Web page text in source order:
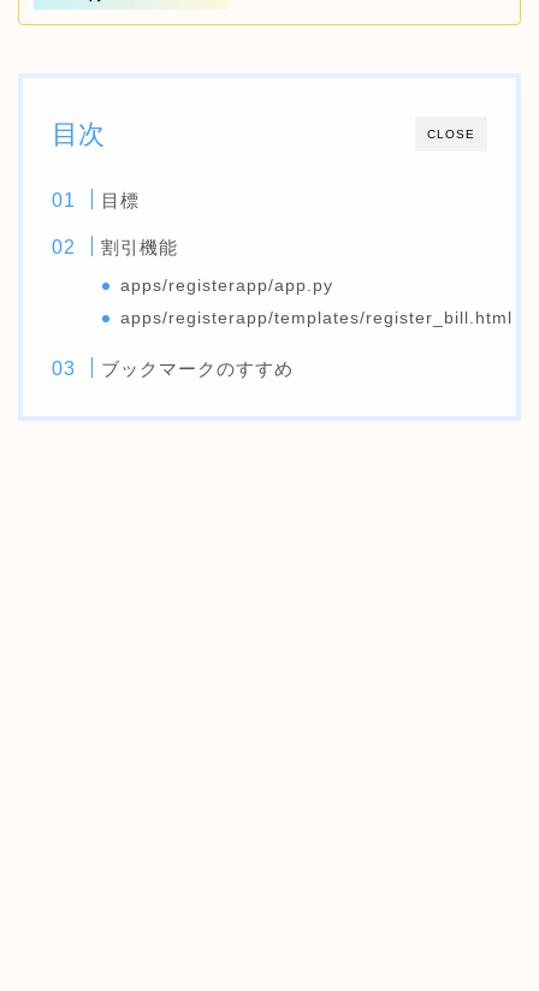
CLOSE
目次
目標
割引機能
apps/registerapp/app.py
apps/registerapp/templates/register_bill.html
ブックマークのすすめ